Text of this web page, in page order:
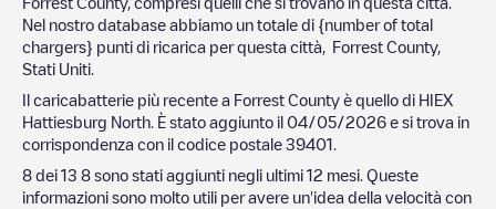
Nel nostro database abbiamo un totale di {number of total
chargers} punti di ricarica per questa città, Forrest County,
Stati Uniti
Il caricabatterie più recente a Forrest County è quello di HIEX
Hattiesburg North . È stato aggiunto il 04/05/2026 e si trova in
corrispondenza con il codice postale 39401
8 dei 13 8 sono stati aggiunti negli ultimi 12 mesi. Queste
informazioni sono molto utili per avere un'idea della velocità con